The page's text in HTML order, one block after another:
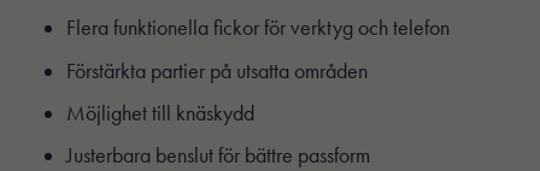
Flera funktionella fickor för verktyg och telefon
Förstärkta partier på utsatta områden
Möjlighet till knäskydd
Justerbara benslut för bättre passform